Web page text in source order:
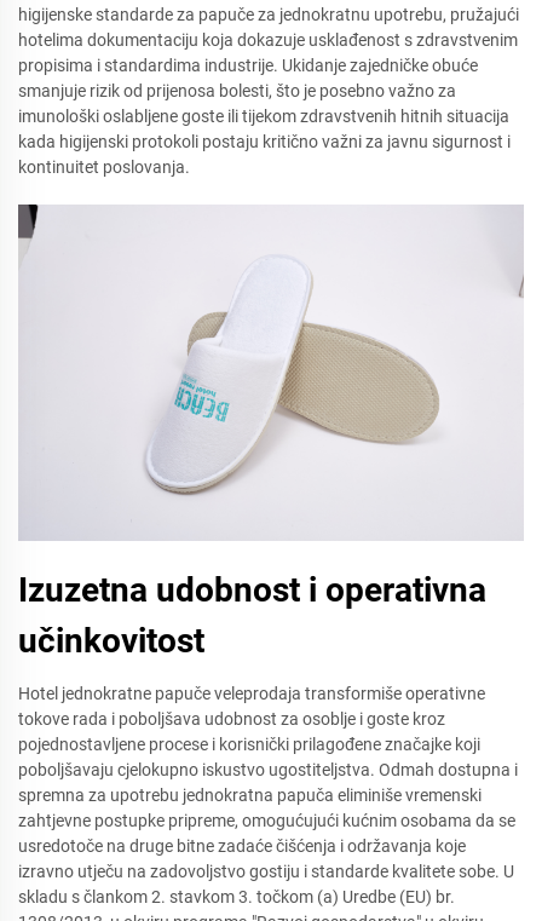
higijenske standarde za papuče za jednokratnu upotrebu, pružajući
hotelima dokumentaciju koja dokazuje usklađenost s zdravstvenim
propisima i standardima industrije. Ukidanje zajedničke obuće
smanjuje rizik od prijenosa bolesti, što je posebno važno za
imunološki oslabljene goste ili tijekom zdravstvenih hitnih situacija
kada higijenski protokoli postaju kritično važni za javnu sigurnost i
kontinuitet poslovanja.
Izuzetna udobnost i operativna
učinkovitost
Hotel jednokratne papuče veleprodaja transformiše operativne
tokove rada i poboljšava udobnost za osoblje i goste kroz
pojednostavljene procese i korisnički prilagođene značajke koji
poboljšavaju cjelokupno iskustvo ugostiteljstva. Odmah dostupna i
spremna za upotrebu jednokratna papuča eliminiše vremenski
zahtjevne postupke pripreme, omogućujući kućnim osobama da se
usredotoče na druge bitne zadaće čišćenja i održavanja koje
izravno utječu na zadovoljstvo gostiju i standarde kvalitete sobe. U
skladu s člankom 2. stavkom 3. točkom (a) Uredbe (EU) br.